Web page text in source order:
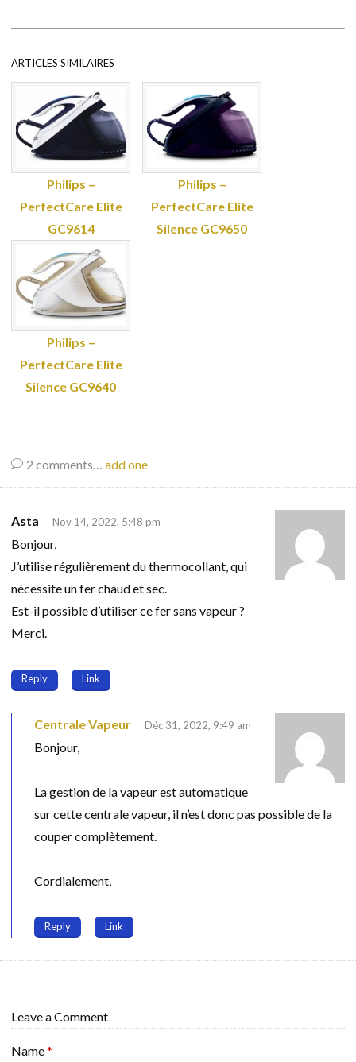
ARTICLES SIMILAIRES
Philips –
PerfectCare Elite
GC9614
Philips –
PerfectCare Elite
Silence GC9650
Philips –
PerfectCare Elite
Silence GC9640
2 comments… add one
Asta Nov 14, 2022, 5:48 pm
Bonjour,
J’utilise régulièrement du thermocollant, qui
nécessite un fer chaud et sec.
Est-il possible d’utiliser ce fer sans vapeur ?
Merci.
Reply Link
Centrale Vapeur Déc 31, 2022, 9:49 am
Bonjour,
La gestion de la vapeur est automatique
sur cette centrale vapeur, il n’est donc pas possible de la
couper complètement.
Cordialement,
Reply Link
Leave a Comment
Name*